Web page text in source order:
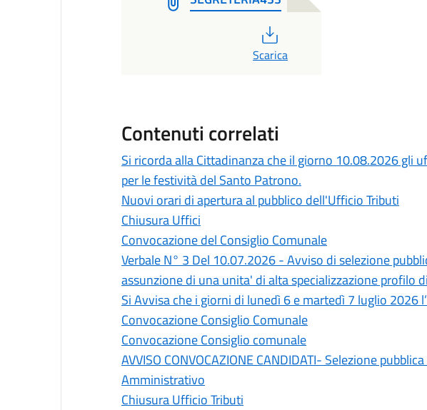
Scarica
Contenuti correlati
Si ricorda alla Cittadinanza che il giorno 10.08.2026 gli
per le festività del Santo Patrono.
Nuovi orari di apertura al pubblico dell'Ufficio Tributi
Chiusura Uffici
Convocazione del Consiglio Comunale
Verbale N° 3 Del 10.07.2026 - Avviso di selezione
assunzione di una unita' di alta specializzazione profilo
Si Avvisa che i giorni di lunedì 6 e martedì 7 luglio 2026
Convocazione Consiglio Comunale
Convocazione Consiglio comunale
AVVISO CONVOCAZIONE CANDIDATI- Selezione
Amministrativo
Chiusura Ufficio Tributi